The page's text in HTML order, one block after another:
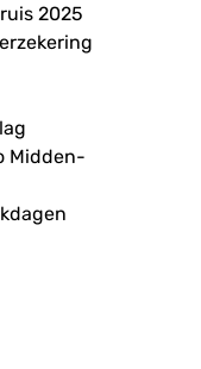
2025
Midden-